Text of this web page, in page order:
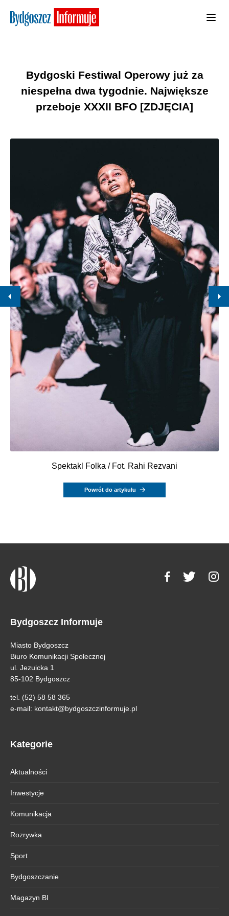
Bydgoski Festiwal Operowy już za
niespełna dwa tygodnie. Największe
przeboje XXXII BFO [ZDJĘCIA]
Spektakl Folka / Fot. Rahi Rezvani
Powrót do artykułu
Bydgoszcz Informuje
Miasto Bydgoszcz
Biuro Komunikacji Społecznej
ul. Jezuicka 1
85-102 Bydgoszcz
tel. (52) 58 58 365
e-mail: kontakt@bydgoszczinformuje.pl
Kategorie
Aktualności
Inwestycje
Komunikacja
Rozrywka
Sport
Bydgoszczanie
Magazyn BI